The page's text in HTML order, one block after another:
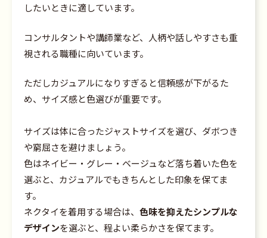
したいときに適しています。
コンサルタントや講師業など、人柄や話しやすさも重
視される職種に向いています。
ただしカジュアルになりすぎると信頼感が下がるた
め、サイズ感と色選びが重要です。
サイズは体に合ったジャストサイズを選び、ダボつき
や窮屈さを避けましょう。
色はネイビー・グレー・ベージュなど落ち着いた色を
選ぶと、カジュアルでもきちんとした印象を保てま
す。
ネクタイを着用する場合は、色味を抑えたシンプルな
デザインを選ぶと、程よい柔らかさを保てます。